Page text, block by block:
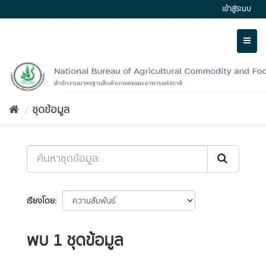
to
เข้าสู่ระบบ
ชุดข้อมูล
เรียงโดย
พบ 1 ชุดข้อมูล